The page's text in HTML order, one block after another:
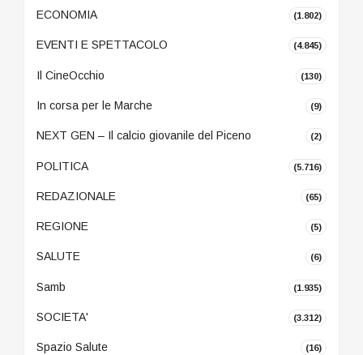
ECONOMIA (1.802)
EVENTI E SPETTACOLO (4.845)
Il CineOcchio (130)
In corsa per le Marche (9)
NEXT GEN – Il calcio giovanile del Piceno (2)
POLITICA (5.716)
REDAZIONALE (65)
REGIONE (5)
SALUTE (6)
Samb (1.935)
SOCIETA' (3.312)
Spazio Salute (16)